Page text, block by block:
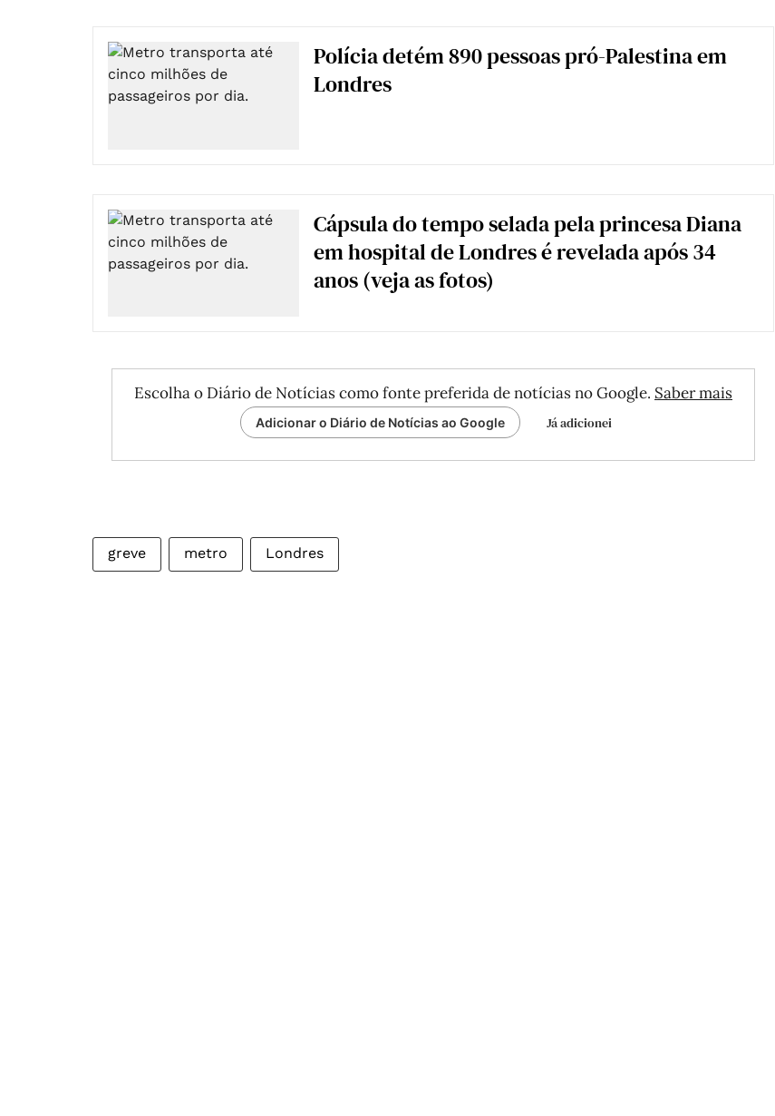
Polícia detém 890 pessoas pró-Palestina em
Londres
Cápsula do tempo selada pela princesa Diana
em hospital de Londres é revelada após 34
anos (veja as fotos)
Escolha o Diário de Notícias como fonte preferida de notícias no Google. Saber mais
Adicionar o Diário de Notícias ao Google Já adicionei
greve metro Londres